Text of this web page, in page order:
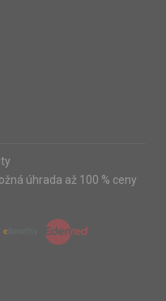
úhrada až 100 % ceny